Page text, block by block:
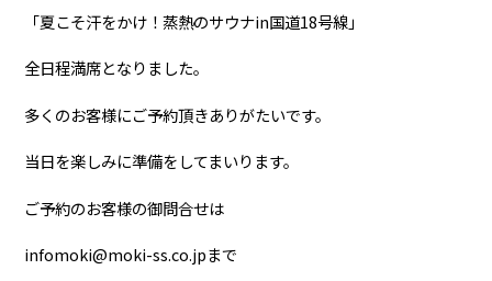
「夏こそ汗をかけ！蒸熱のサウナin国道18号線」
全日程満席となりました。
多くのお客様にご予約頂きありがたいです。
当日を楽しみに準備をしてまいります。
ご予約のお客様の御問合せは
infomoki@moki-ss.co.jpまで